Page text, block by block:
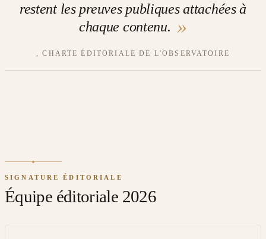
restent les preuves publiques attachées à
chaque contenu. »
, CHARTE ÉDITORIALE DE L'OBSERVATOIRE
SIGNATURE ÉDITORIALE
Équipe éditoriale 2026